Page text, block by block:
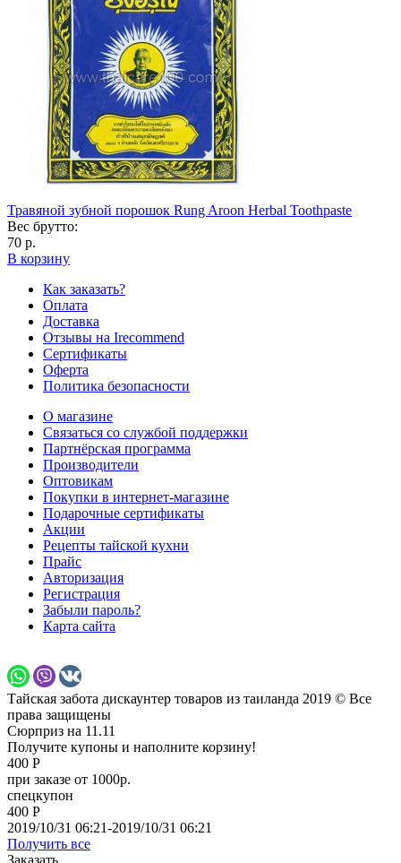
Травяной зубной порошок Rung Aroon Herbal Toothpaste
Вес брутто:
70 р.
В корзину
Как заказать?
Оплата
Доставка
Отзывы на Irecommend
Сертификаты
Оферта
Политика безопасности
О магазине
Связаться со службой поддержки
Партнёрская программа
Производители
Оптовикам
Покупки в интернет-магазине
Подарочные сертификаты
Акции
Рецепты тайской кухни
Прайс
Авторизация
Регистрация
Забыли пароль?
Карта сайта
Тайская забота дискаунтер товаров из таиланда 2019 © Все
права защищены
Сюрприз на 11.11
Получите купоны и наполните корзину!
400 Р
при заказе от 1000р.
спецкупон
400 Р
2019/10/31 06:21-2019/10/31 06:21
Получить все